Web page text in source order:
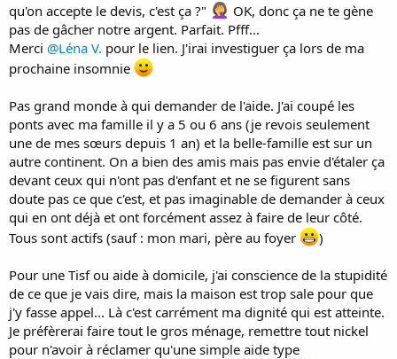
qu'on accepte le devis, c'est ça ?"
OK, donc ça ne te gène
pas de gâcher notre argent. Parfait. Pfff...
Merci @Léna V. pour le lien. J'irai investiguer ça lors de ma
prochaine insomnie
Pas grand monde à qui demander de l'aide. J'ai coupé les
ponts avec ma famille il y a 5 ou 6 ans (je revois seulement
une de mes sœurs depuis 1 an) et la belle-famille est sur un
autre continent. On a bien des amis mais pas envie d'étaler ça
devant ceux qui n'ont pas d'enfant et ne se figurent sans
doute pas ce que c'est, et pas imaginable de demander à ceux
qui en ont déjà et ont forcément assez à faire de leur côté.
Tous sont actifs (sauf : mon mari, père au foyer
)
Pour une Tisf ou aide à domicile, j'ai conscience de la stupidité
de ce que je vais dire, mais la maison est trop sale pour que
j'y fasse appel... Là c'est carrément ma dignité qui est atteinte.
Je préfèrerai faire tout le gros ménage, remettre tout nickel
pour n'avoir à réclamer qu'une simple aide type